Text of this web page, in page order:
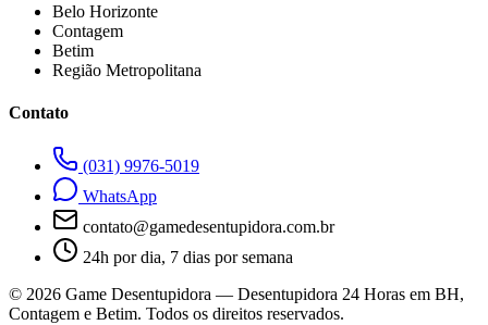
Belo Horizonte
Contagem
Betim
Região Metropolitana
Contato
(031) 9976-5019
WhatsApp
contato@gamedesentupidora.com.br
24h por dia, 7 dias por semana
© 2026 Game Desentupidora — Desentupidora 24 Horas em BH,
Contagem e Betim. Todos os direitos reservados.